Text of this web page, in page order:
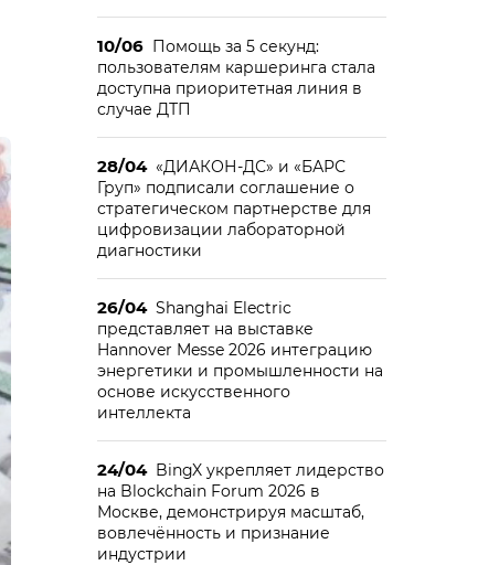
10/06 Помощь за 5 секунд:
пользователям каршеринга стала
доступна приоритетная линия в
случае ДТП
28/04 «ДИАКОН-ДС» и «БАРС
Груп» подписали соглашение о
стратегическом партнерстве для
цифровизации лабораторной
диагностики
26/04 Shanghai Electric
представляет на выставке
Hannover Messe 2026 интеграцию
энергетики и промышленности на
основе искусственного
интеллекта
24/04 BingX укрепляет лидерство
на Blockchain Forum 2026 в
Москве, демонстрируя масштаб,
вовлечённость и признание
индустрии